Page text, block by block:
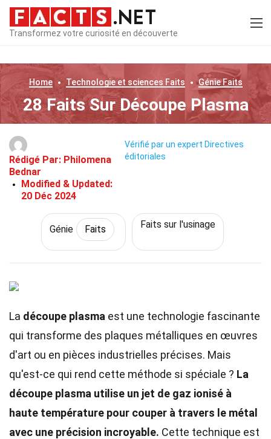
Transformez votre curiosité en découverte
Home Technologie et sciences Faits GénieFaits
28 Faits Sur Découpe Plasma
Rédigé Par: Philomena
Bednar
Modified & Updated:
20 Déc 2024
Vérifié par un expert Directives
éditoriales
Génie Faits Faits sur l'usinage
La découpe plasma est une technologie fascinante
qui transforme des plaques métalliques en œuvres
d'art ou en pièces industrielles précises. Mais
qu'est-ce qui rend cette méthode si spéciale ? La
découpe plasma utilise un jet de gaz ionisé à
haute température pour couper à travers le métal
avec une précision incroyable. Cette technique est